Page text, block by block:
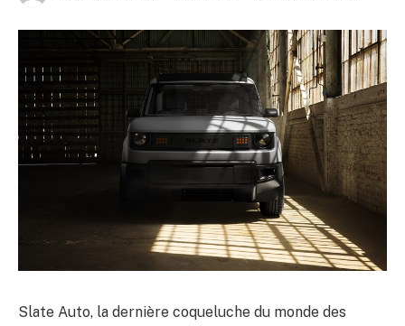
Slate Auto, la dernière coqueluche du monde des